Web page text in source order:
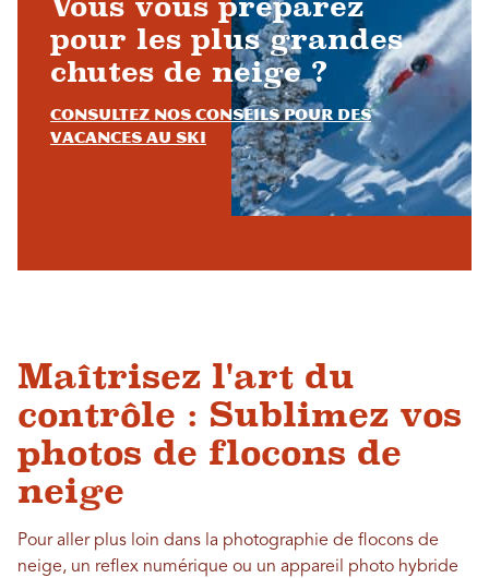
Vous vous préparez
pour les plus grandes
chutes de neige ?
Consultez nos conseils pour des
vacances au ski
Maîtrisez l'art du
contrôle : Sublimez vos
photos de flocons de
neige
Pour aller plus loin dans la photographie de flocons de
neige, un reflex numérique ou un appareil photo hybride